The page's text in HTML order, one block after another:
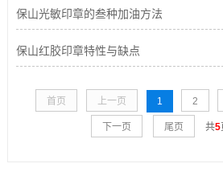
保山光敏印章的叁种加油方法
保山红胶印章特性与缺点
首页 上一页 1 2
下一页 尾页 共5